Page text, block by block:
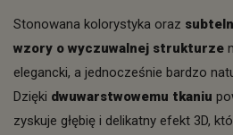
Stonowana kolorystyka oraz
wzory o wyczuwalnej strukturze
elegancki, a jednocześnie bardzo
Dzięki dwuwarstwowemu tkaniu
zyskuje głębię i delikatny efekt 3D,